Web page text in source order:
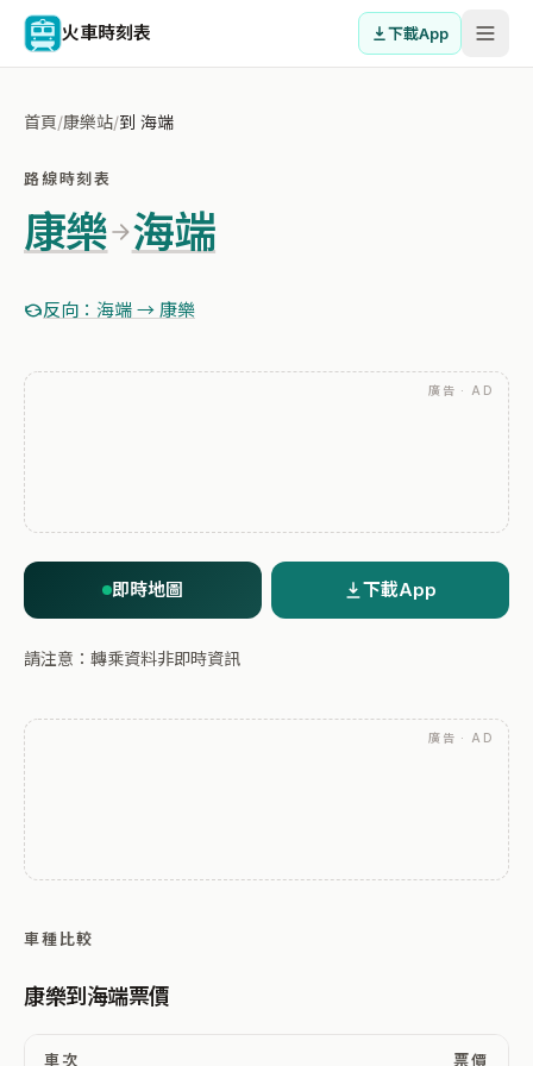
火車時刻表 下載App
首頁/康樂站/到 海端
路線時刻表
康樂 海端
反向：海端 → 康樂
廣告 · AD
即時地圖 下載App
請注意：轉乘資料非即時資訊
廣告 · AD
車種比較
康樂到海端票價
車次 票價